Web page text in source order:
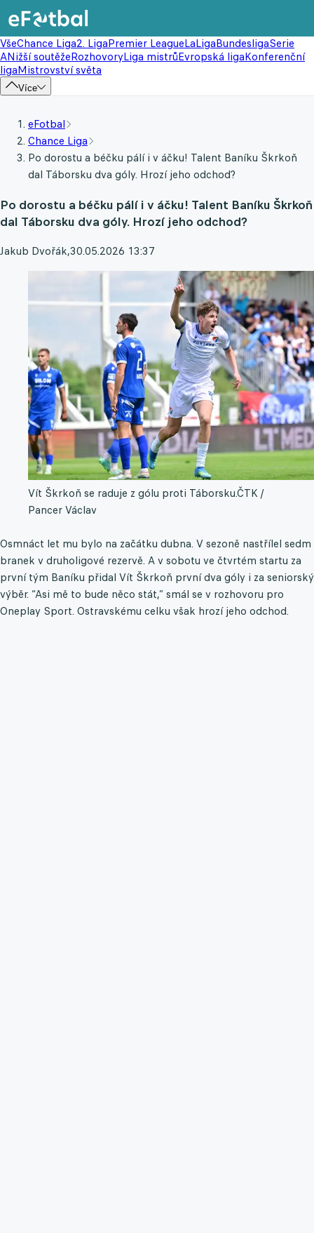
VšeChance Liga2. LigaPremier LeagueLaLigaBundesligaSerie
ANižší soutěžeRozhovoryLiga mistrůEvropská ligaKonferenční
ligaMistrovství světa
Více
eFotbal
Chance Liga
Po dorostu a béčku pálí i v áčku! Talent Baníku Škrkoň
dal Táborsku dva góly. Hrozí jeho odchod?
Po dorostu a béčku pálí i v áčku! Talent Baníku Škrkoň
dal Táborsku dva góly. Hrozí jeho odchod?
Jakub Dvořák,30.05.2026 13:37
Vít Škrkoň se raduje z gólu proti Táborsku.ČTK /
Pancer Václav
Osmnáct let mu bylo na začátku dubna. V sezoně nastřílel sedm
branek v druholigové rezervě. A v sobotu ve čtvrtém startu za
první tým Baníku přidal Vít Škrkoň první dva góly i za seniorský
výběr. “Asi mě to bude něco stát,” smál se v rozhovoru pro
Oneplay Sport. Ostravskému celku však hrozí jeho odchod.